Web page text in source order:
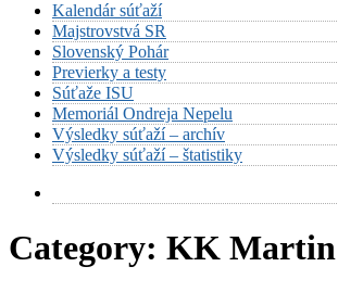
Kalendár súťaží
Majstrovstvá SR
Slovenský Pohár
Previerky a testy
Súťaže ISU
Memoriál Ondreja Nepelu
Výsledky súťaží – archív
Výsledky súťaží – štatistiky
Category: KK Martin